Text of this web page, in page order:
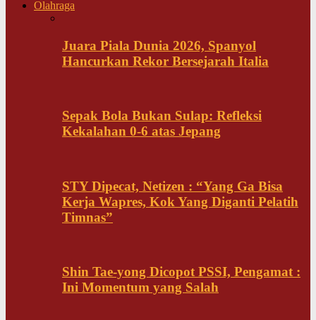
Olahraga
Juara Piala Dunia 2026, Spanyol
Hancurkan Rekor Bersejarah Italia
Sepak Bola Bukan Sulap: Refleksi
Kekalahan 0-6 atas Jepang
STY Dipecat, Netizen : “Yang Ga Bisa
Kerja Wapres, Kok Yang Diganti Pelatih
Timnas”
Shin Tae-yong Dicopot PSSI, Pengamat :
Ini Momentum yang Salah